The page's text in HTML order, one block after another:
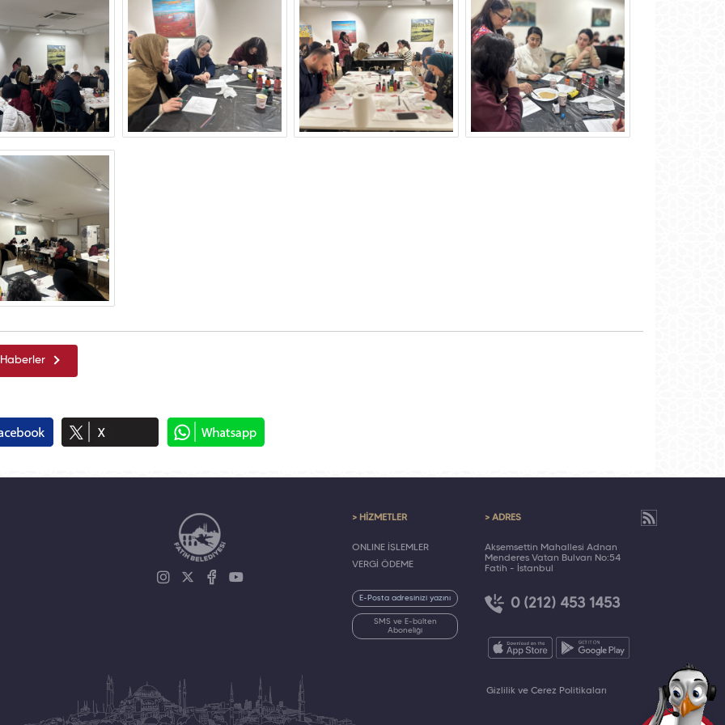
> HİZMETLER
ONLINE İŞLEMLER
VERGİ ÖDEME
SMS ve E-bülten
Aboneliği
> ADRES
Akşemsettin Mahallesi Adnan
Menderes Vatan Bulvarı No:54
Fatih - İstanbul
0 (212) 453 1453
Gizlilik ve Çerez Politikaları